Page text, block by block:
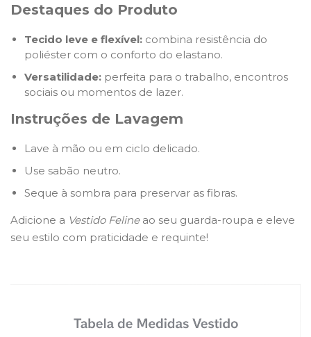
Destaques do Produto
Tecido leve e flexível: combina resistência do
poliéster com o conforto do elastano.
Versatilidade: perfeita para o trabalho, encontros
sociais ou momentos de lazer.
Instruções de Lavagem
Lave à mão ou em ciclo delicado.
Use sabão neutro.
Seque à sombra para preservar as fibras.
Adicione a Vestido Feline ao seu guarda-roupa e eleve
seu estilo com praticidade e requinte!